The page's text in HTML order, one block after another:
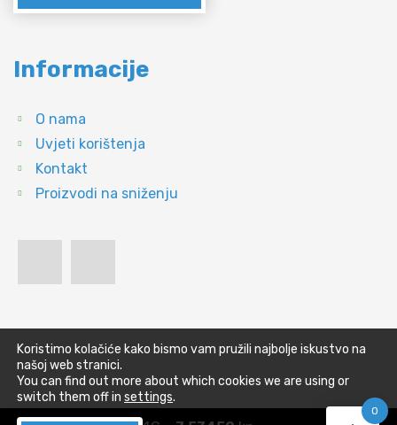
Informacije
O nama
Uvjeti korištenja
Kontakt
Proizvodi na sniženju
Koristimo kolačiće kako bismo vam pružili najbolje iskustvo na
našoj web stranici.
You can find out more about which cookies we are using or
switch them off in settings.
0